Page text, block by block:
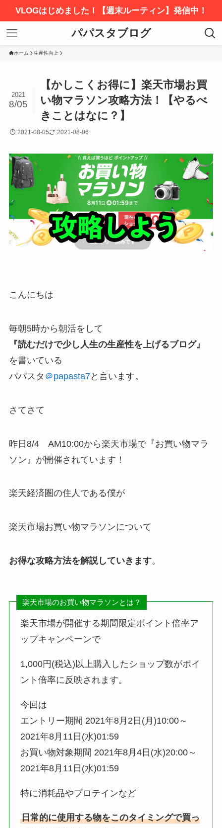
VLOGはじめました！【週末ルーティン】発信中！
パパスタブログ
ホーム 生産性向上
【かしこくお得に】楽天市場お買
い物マラソン攻略方法！【やるべ
きことはなに？】
2021
8/05
2021-08-05 2021-08-06
こんにちは
毎朝5時から朝活をして
『読むだけで少し人生の生産性を上げるブログ』
を書いている
パパスタ ＠papasta7と言います。
さてさて
昨日8/4 AM10:00から楽天市場で『お買い物マラ
ソン』が開催されています！
楽天経済圏の住人である僕が
楽天市場お買い物マラソンについて
お得な攻略方法を解説していきます。
楽天市場のお買い物マラソンとは？
楽天市場が開催する期間限定ポイント倍率ア
ップキャンペーンで
1,000円(税込)以上購入したショップ数がポイ
ント倍率に反映されます。
今回は
エントリー期間 2021年8月2日(月)10:00～
2021年8月11日(水)01:59
お買い物対象期間 2021年8月4日(水)20:00～
2021年8月11日(水)01:59
特に消耗品やプロテインなど
日常的に使用する物をこのタイミングで買っ